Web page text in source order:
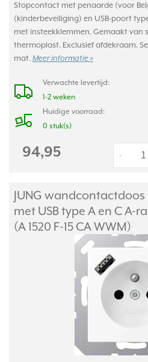
Stopcontact met penaarde (voor
(kinderbeveiliging) en USB-poort
met insteekklemmen. Gemaakt van
thermoplast. Exclusief afdekraam.
mat. Meer informatie »
Verwachte levertijd:
1-2 weken
Huidige voorraad:
0 stuk(s)
94,95 -
JUNG
met USB type A en C A-
(A 1520 F-15 CA WWM)